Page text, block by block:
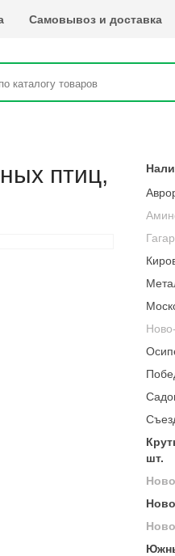
Самовывоз и доставка
птиц,
шт.